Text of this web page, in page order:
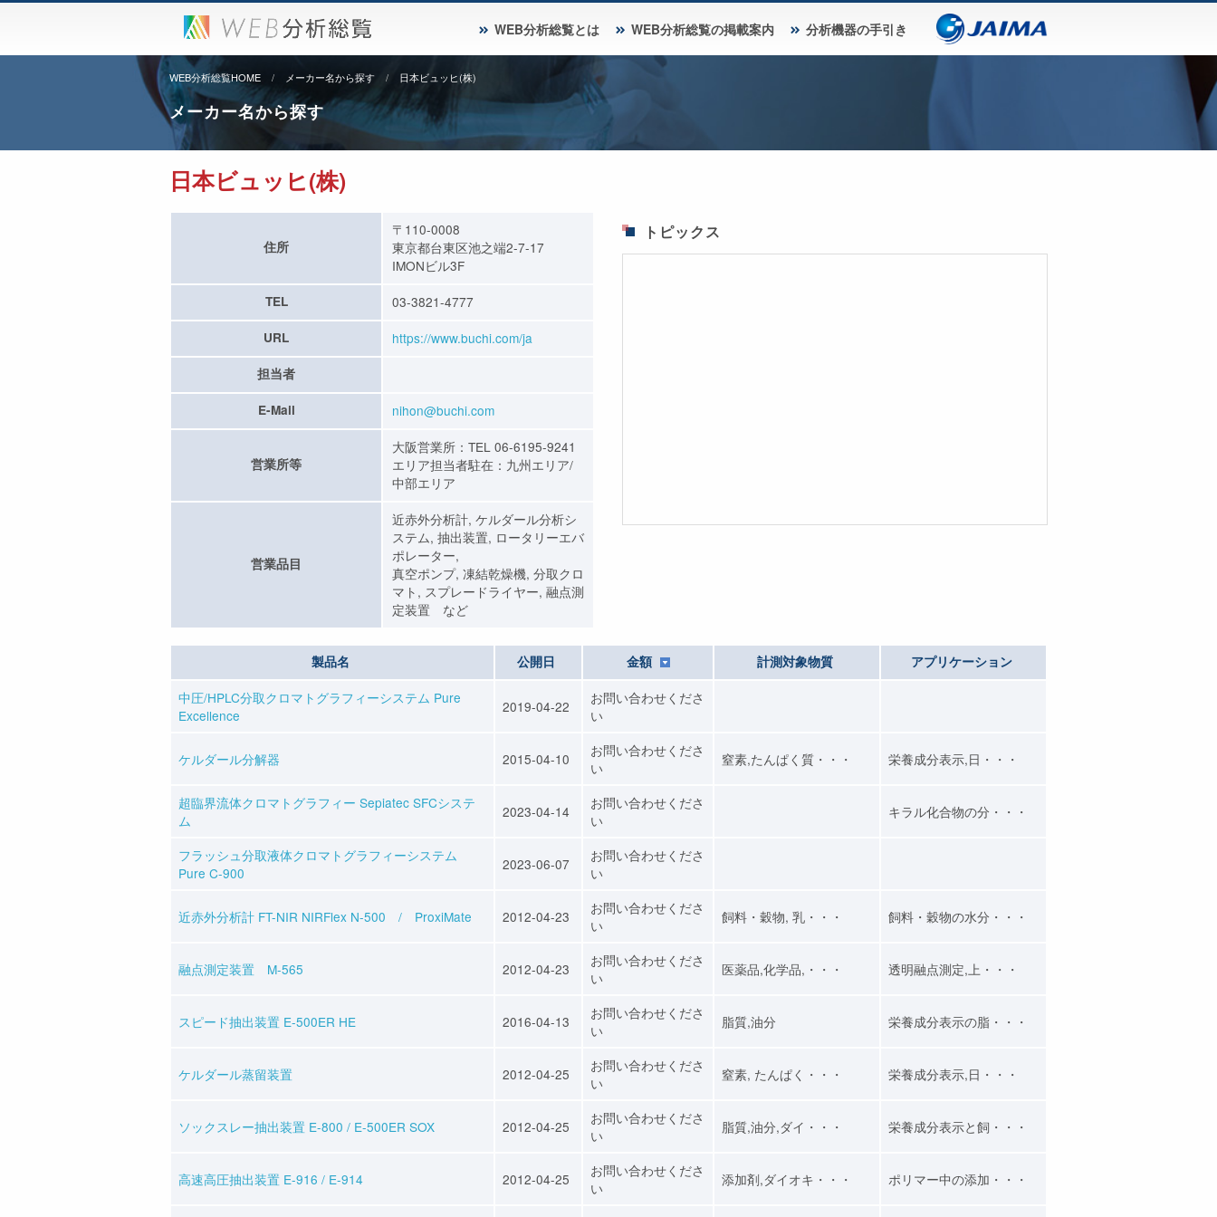
WEB分析総覧とは WEB分析総覧の掲載案内 分析機器の手引き
WEB分析総覧HOME メーカー名から探す 日本ビュッヒ(株)
メーカー名から探す
日本ビュッヒ(株)
住所
〒110-0008
東京都台東区池之端2-7-17
IMONビル3F
TEL 03-3821-4777
URL https://www.buchi.com/ja
担当者
E-Mail nihon@buchi.com
営業所等
大阪営業所：TEL 06-6195-9241
エリア担当者駐在：九州エリア/
中部エリア
営業品目
近赤外分析計, ケルダール分析シ
ステム, 抽出装置, ロータリーエバ
ポレーター,
真空ポンプ, 凍結乾燥機, 分取クロ
マト, スプレードライヤー, 融点測
定装置 など
トピックス
製品名 公開日 金額 計測対象物質 アプリケーション
中圧/HPLC分取クロマトグラフィーシステム Pure
Excellence
2019-04-22
お問い合わせくださ
い
ケルダール分解器 2015-04-10
お問い合わせくださ
い
窒素,たんぱく質・・・ 栄養成分表示,日・・・
超臨界流体クロマトグラフィー Sepiatec SFCシステ
ム
2023-04-14
お問い合わせくださ
い
キラル化合物の分・・・
フラッシュ分取液体クロマトグラフィーシステム
Pure C-900
2023-06-07
お問い合わせくださ
い
近赤外分析計 FT-NIR NIRFlex N-500 / ProxiMate 2012-04-23
お問い合わせくださ
い
飼料・穀物, 乳・・・ 飼料・穀物の水分・・・
融点測定装置 M-565 2012-04-23
お問い合わせくださ
い
医薬品,化学品,・・・ 透明融点測定,上・・・
スピード抽出装置 E-500ER HE 2016-04-13
お問い合わせくださ
い
脂質,油分 栄養成分表示の脂・・・
ケルダール蒸留装置 2012-04-25
お問い合わせくださ
い
窒素, たんぱく・・・ 栄養成分表示,日・・・
ソックスレー抽出装置 E-800 / E-500ER SOX 2012-04-25
お問い合わせくださ
い
脂質,油分,ダイ・・・ 栄養成分表示と飼・・・
高速高圧抽出装置 E-916 / E-914 2012-04-25
お問い合わせくださ
い
添加剤,ダイオキ・・・ ポリマー中の添加・・・